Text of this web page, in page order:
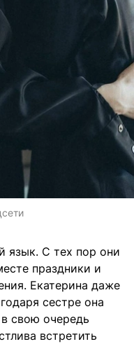
язык. С тех пор они
праздники и
Екатерина даже
сестре она
свою очередь
встретить